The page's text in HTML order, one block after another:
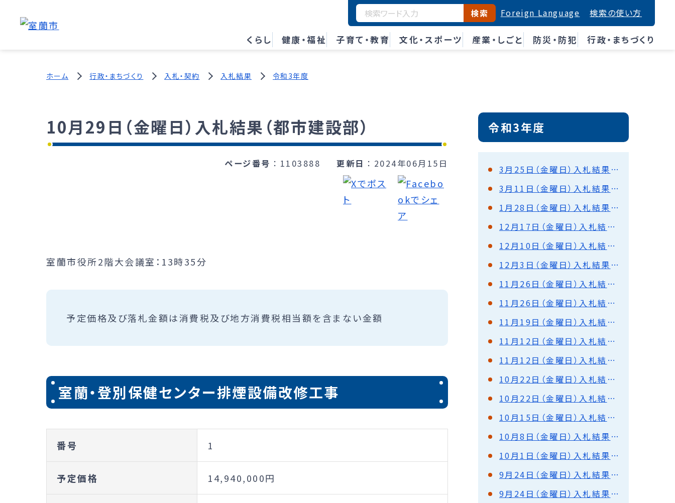
くらし 健康・福祉 子育て・教育 文化・スポーツ 産業・しごと 防災・防犯 行政・まちづくり
検索 Foreign Language 検索の使い方
ホーム 行政・まちづくり 入札・契約 入札結果 令和3年度
10月29日（金曜日）入札結果（都市建設部）
ページ番号 1103888 更新日 2024年06月15日
室蘭市役所2階大会議室：13時35分
予定価格及び落札金額は消費税及び地方消費税相当額を含まない金額
室蘭・登別保健センター排煙設備改修工事
番号 1
予定価格 14,940,000円
令和3年度
3月25日（金曜日）入札結果（都市建設部）
3月11日（金曜日）入札結果（都市建設部）
1月28日（金曜日）入札結果（都市建設部）
12月17日（金曜日）入札結果（都市建設部）
12月10日（金曜日）入札結果（都市建設部）
12月3日（金曜日）入札結果（都市建設部）
11月26日（金曜日）入札結果（港湾部）
11月26日（金曜日）入札結果（都市建設部）
11月19日（金曜日）入札結果（都市建設部）
11月12日（金曜日）入札結果（港湾部）
11月12日（金曜日）入札結果（都市建設部）
10月22日（金曜日）入札結果（港湾部）
10月22日（金曜日）入札結果（都市建設部）
10月15日（金曜日）入札結果（都市建設部）
10月8日（金曜日）入札結果（都市建設部）
10月1日（金曜日）入札結果（都市建設部）
9月24日（金曜日）入札結果（港湾部）
9月24日（金曜日）入札結果（都市建設部）